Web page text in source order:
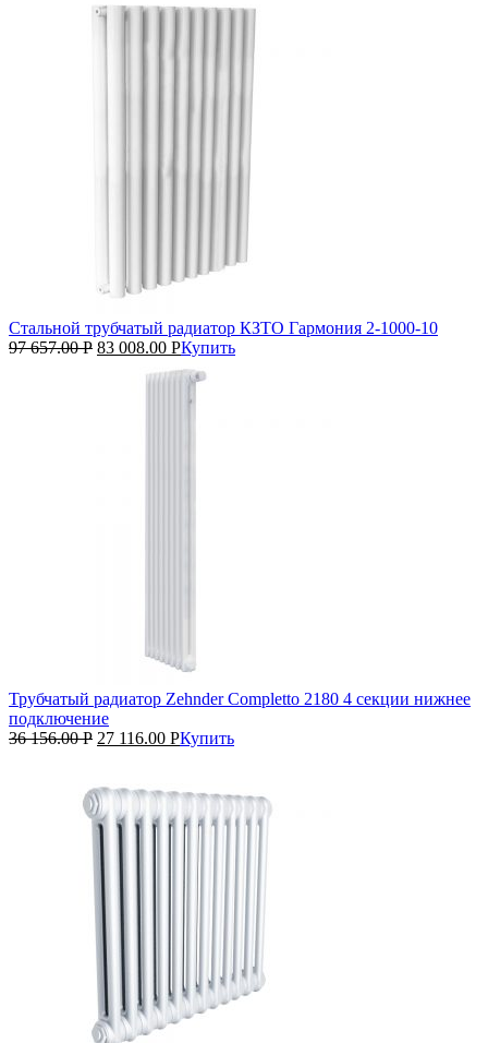
Стальной трубчатый радиатор КЗТО Гармония 2‑1000‑10
97 657.00Р 83 008.00 РКупить
Трубчатый радиатор Zehnder Completto 2180 4 секции нижнее
подключение
36 156.00Р 27 116.00 РКупить